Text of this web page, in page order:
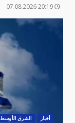
أخبار الشرق الأوسط